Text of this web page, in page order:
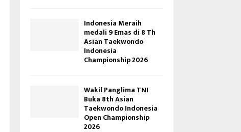
Indonesia Meraih
medali 9 Emas di 8 Th
Asian Taekwondo
Indonesia
Championship 2026
Wakil Panglima TNI
Buka 8th Asian
Taekwondo Indonesia
Open Championship
2026